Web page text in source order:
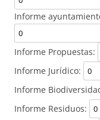
Informe
Informe Propuestas:
Informe Jurídico:
Informe
Informe Residuos: